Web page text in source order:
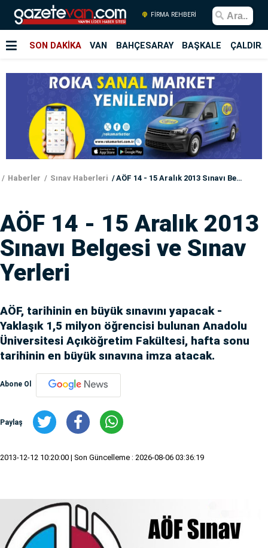
FİRMA REHBERİ
SON DAKİKA VAN BAHÇESARAY BAŞKALE
Haberler Sınav Haberleri AÖF 14 - 15 Aralık 2013 Sınavı Belgesi ve Sınav Yerleri
AÖF 14 - 15 Aralık 2013
Sınavı Belgesi ve Sınav
Yerleri
AÖF, tarihinin en büyük sınavını yapacak -
Yaklaşık 1,5 milyon öğrencisi bulunan Anadolu
Üniversitesi Açıköğretim Fakültesi, hafta sonu
tarihinin en büyük sınavına imza atacak.
Abone Ol
Paylaş
2013-12-12 10:20:00 | Son Güncelleme : 2026-08-06 03:36:19